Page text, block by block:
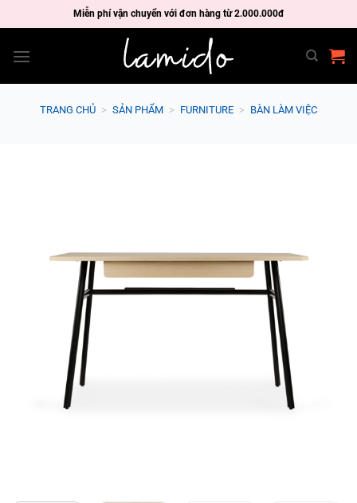
to
content
Miễn phí vận chuyển với đơn hàng từ 2.000.000đ
TRANG CHỦ > SẢN PHẨM > FURNITURE > BÀN LÀM VIỆC